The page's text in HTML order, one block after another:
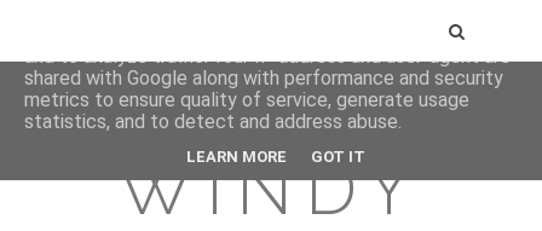
WINDY
This site uses cookies from Google to deliver its services
and to analyze traffic. Your IP address and user-agent are
shared with Google along with performance and security
metrics to ensure quality of service, generate usage
statistics, and to detect and address abuse.
LEARN MORE GOT IT